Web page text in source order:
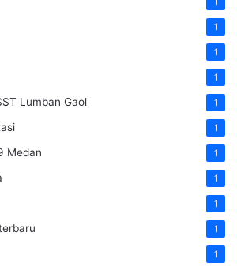
1
1
1
Lumban Gaol 1
1
Medan 1
1
1
1
1